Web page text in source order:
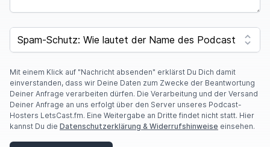
F
O
A
R
E
A
H
U
SPAM CAPTCHA
Mit einem Klick auf "Nachricht absenden" erklärst Du Dich damit
einverstanden, dass wir Deine Daten zum Zwecke der Beantwortung
Deiner Anfrage verarbeiten dürfen. Die Verarbeitung und der Versand
Deiner Anfrage an uns erfolgt über den Server unseres Podcast-
Hosters LetsCast.fm. Eine Weitergabe an Dritte findet nicht statt. Hier
kannst Du die Datenschutzerklärung & Widerrufshinweise einsehen.